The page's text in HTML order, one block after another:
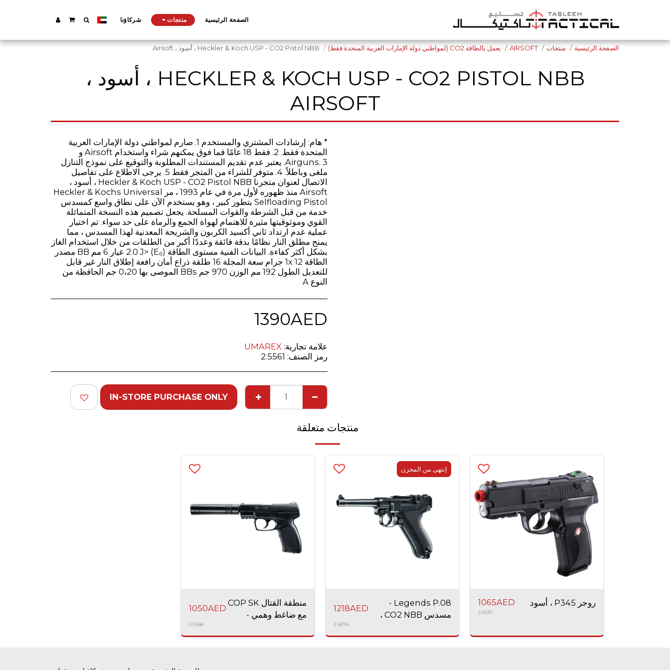
الصفحة الرئيسية منتجات شركاؤنا
الصفحة الرئيسية منتجات AIRSOFT يعمل بالطاقة CO2 (لمواطني دولة الإمارات العربية المتحدة فقط) Heckler & Koch USP - CO2 Pistol NBB ، أسود ، Airsoft
HECKLER & KOCH USP - CO2 PISTOL NBB ، أسود ،
AIRSOFT
* هام: إرشادات المشتري والمستخدم 1. صارم لمواطني دولة الإمارات العربية
المتحدة فقط. 2. فقط 18 عامًا فما فوق يمكنهم شراء واستخدام Airsoft و
Airguns. 3. يعتبر عدم تقديم المستندات المطلوبة والتوقيع على نموذج التنازل
ملغى وباطلاً. 4. متوفر للشراء من المتجر فقط 5. يرجى الاطلاع على تفاصيل
الاتصال لعنوان متجرنا Heckler & Koch USP - CO2 Pistol NBB ، أسود ،
Airsoft منذ ظهوره لأول مرة في عام 1993 ، مر Heckler & Kochs Universal
Selfloading Pistol بتطور كبير ، وهو يستخدم الآن على نطاق واسع كمسدس
خدمة من قبل الشرطة والقوات المسلحة. يجعل تصميم هذه النسخة المتماثلة
القوي وموثوقيتها مثيرة للاهتمام لهواة الجمع والرماة على حد سواء. تم اختيار
عملية عدم ارتداد ثاني أكسيد الكربون والشريحة المعدنية لهذا المسدس ، مما
يمنح مطلق النار نظامًا بدقة فائقة وعددًا أكبر من الطلقات من خلال استخدام الغاز
بشكل أكثر كفاءة. البيانات الفنية مستوى الطاقة (E₀) <2.0 J عيار 6 مم BB مصدر
الطاقة 1x 12 جرام سعة المجلة 16 طلقة ذراع أمان رافعة إطلاق النار غير قابل
للتعديل الطول 192 مم الوزن 970 جم BBs الموصى بها 0،20 جم الحافظة من
النوع A
1390AED
علامة تجارية: UMAREX
رمز الصنف: 2.5561
IN-STORE PURCHASE ONLY
منتجات متعلقة
روجر P345 ، أسود 1065AED
2.5637
إنتهى من المخزن
Legends P.08 -
مسدس CO2 NBB ،
1218AED
2.5874
منطقة القتال COP SK
مع ضاغط وهمي -
الكربون
1050AED
2.5958